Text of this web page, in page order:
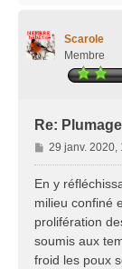
Scarole
Membre
Re:
M
e
a
g
e
29 janv. 2020,
En y
milieu confiné
prolifération
soumis aux
froid les poux